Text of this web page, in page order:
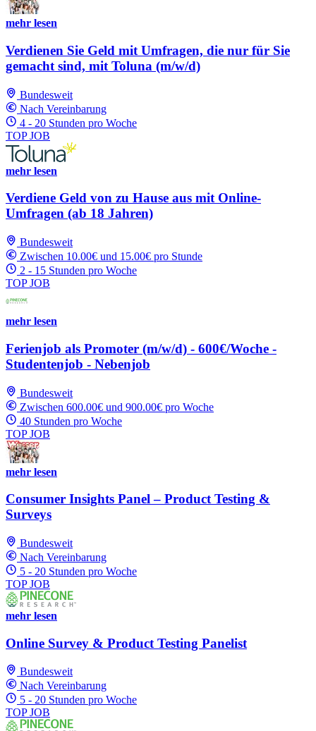
mehr lesen
Verdienen Sie Geld mit Umfragen, die nur für Sie
gemacht sind, mit Toluna (m/w/d)
Bundesweit
Nach Vereinbarung
4 - 20 Stunden pro Woche
TOP JOB
mehr lesen
Verdiene Geld von zu Hause aus mit Online-
Umfragen (ab 18 Jahren)
Bundesweit
Zwischen 10.00€ und 15.00€ pro Stunde
2 - 15 Stunden pro Woche
TOP JOB
mehr lesen
Ferienjob als Promoter (m/w/d) - 600€/Woche -
Studentenjob - Nebenjob
Bundesweit
Zwischen 600.00€ und 900.00€ pro Woche
40 Stunden pro Woche
TOP JOB
mehr lesen
Consumer Insights Panel – Product Testing &
Surveys
Bundesweit
Nach Vereinbarung
5 - 20 Stunden pro Woche
TOP JOB
mehr lesen
Online Survey & Product Testing Panelist
Bundesweit
Nach Vereinbarung
5 - 20 Stunden pro Woche
TOP JOB